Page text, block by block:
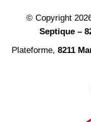
© Copyright
Septique –
Plateforme, 8211